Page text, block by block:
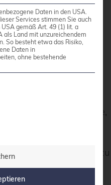
Geo-Tagged Fotos:
Geo-Tagged
mit integrierten
behandelt die
und einem
die alle von
Diese Methode,
verwendet
und befähigt
auf ähnliche Weise zu
Daten in den USA.
Services stimmen Sie auch
gemäß Art. 49 (1) lit. a
als Land mit unzureichendem
So besteht etwa das Risiko,
Daten in
ohne bestehende
Gruppen, für die